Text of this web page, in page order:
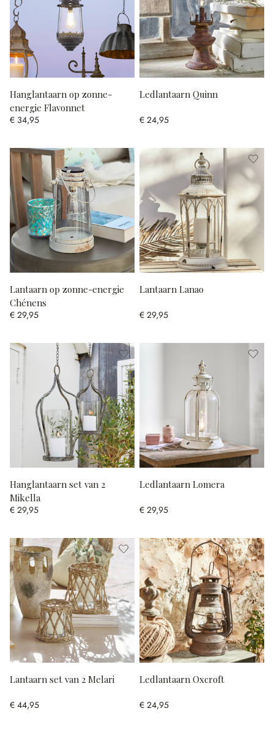
Hanglantaarn op zonne-
energie Flavonnet
€ 34,95
Ledlantaarn Quinn
€ 24,95
Lantaarn op zonne-energie
Chénens
€ 29,95
Lantaarn Lanao
€ 29,95
Hanglantaarn set van 2
Mikella
€ 29,95
Ledlantaarn Lomera
€ 29,95
Lantaarn set van 2 Melari
€ 44,95
Ledlantaarn Oxcroft
€ 24,95